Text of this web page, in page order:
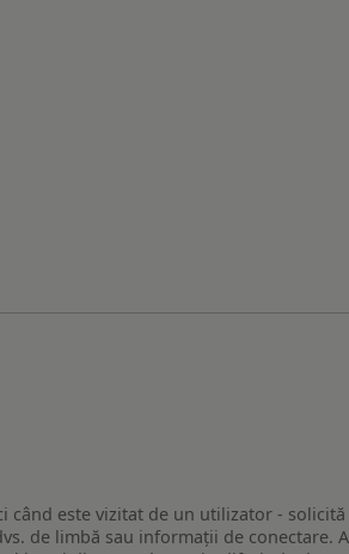
este vizitat de un utilizator -
de limbă sau informații de conectare.